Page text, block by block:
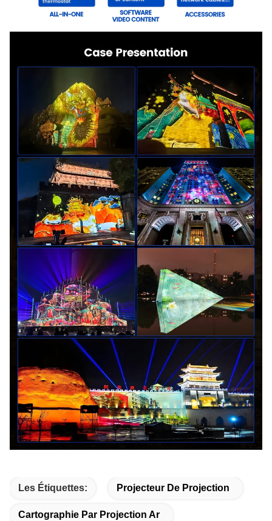
Les Étiquettes: Projecteur De Projection
Cartographie Par Projection Ar